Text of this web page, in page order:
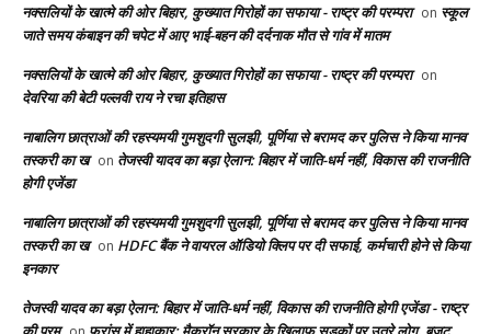
नक्सलियों के खात्मे की ओर बिहार, कुख्यात गिरोहों का सफाया - राष्ट्र की परम्परा on स्कूल
जाते समय कंबाइन की चपेट में आए भाई-बहन की दर्दनाक मौत से गांव में मातम
नक्सलियों के खात्मे की ओर बिहार, कुख्यात गिरोहों का सफाया - राष्ट्र की परम्परा on
देवरिया की बेटी पल्लवी राय ने रचा इतिहास
नाबालिग छात्राओं की रहस्यमयी गुमशुदगी सुलझी, पूर्णिया से बरामद कर पुलिस ने किया मानव
तस्करी का ख on तेजस्वी यादव का बड़ा ऐलान: बिहार में जाति-धर्म नहीं, विकास की राजनीति
होगी एजेंडा
नाबालिग छात्राओं की रहस्यमयी गुमशुदगी सुलझी, पूर्णिया से बरामद कर पुलिस ने किया मानव
तस्करी का ख on HDFC बैंक ने वायरल ऑडियो क्लिप पर दी सफाई, कर्मचारी होने से किया
इनकार
तेजस्वी यादव का बड़ा ऐलान: बिहार में जाति-धर्म नहीं, विकास की राजनीति होगी एजेंडा - राष्ट्र